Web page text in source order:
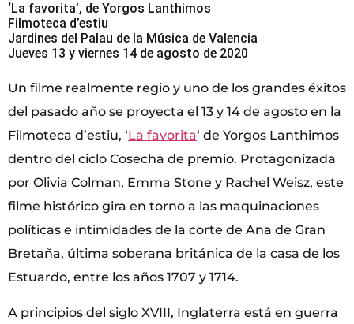
‘La favorita’, de Yorgos Lanthimos
Filmoteca d’estiu
Jardines del Palau de la Música de Valencia
Jueves 13 y viernes 14 de agosto de 2020
Un filme realmente regio y uno de los grandes éxitos
del pasado año se proyecta el 13 y 14 de agosto en la
Filmoteca d’estiu, ‘La favorita‘ de Yorgos Lanthimos
dentro del ciclo Cosecha de premio. Protagonizada
por Olivia Colman, Emma Stone y Rachel Weisz, este
filme histórico gira en torno a las maquinaciones
políticas e intimidades de la corte de Ana de Gran
Bretaña, última soberana británica de la casa de los
Estuardo, entre los años 1707 y 1714.
A principios del siglo XVIII, Inglaterra está en guerra